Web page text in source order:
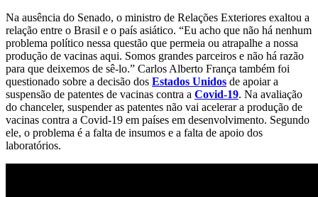
Na ausência do Senado, o ministro de Relações Exteriores exaltou a
relação entre o Brasil e o país asiático. “Eu acho que não há nenhum
problema político nessa questão que permeia ou atrapalhe a nossa
produção de vacinas aqui. Somos grandes parceiros e não há razão
para que deixemos de sê-lo.” Carlos Alberto França também foi
questionado sobre a decisão dos Estados Unidos de apoiar a
suspensão de patentes de vacinas contra a Covid-19. Na avaliação
do chanceler, suspender as patentes não vai acelerar a produção de
vacinas contra a Covid-19 em países em desenvolvimento. Segundo
ele, o problema é a falta de insumos e a falta de apoio dos
laboratórios.